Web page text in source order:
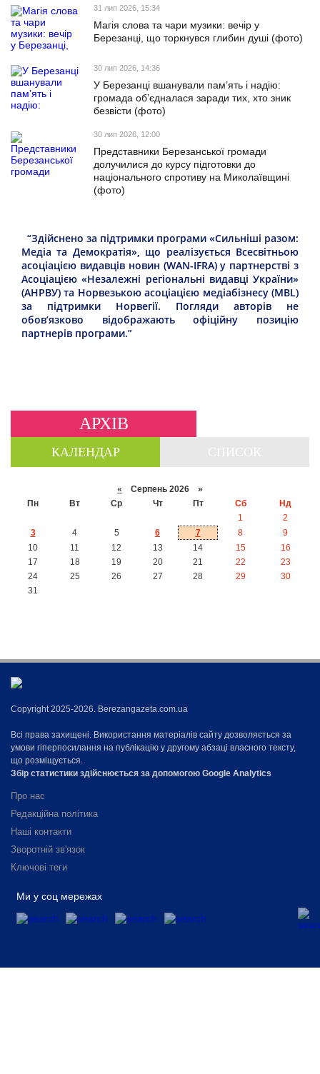
31 лип 2026, 15:34
Магія слова та чари музики: вечір у
Березанці, що торкнувся глибин душі (фото)
30 лип 2026, 14:36
У Березанці вшанували пам’ять і надію:
громада об’єдналася заради тих, хто зник
безвісти (фото)
30 лип 2026, 12:00
Представники Березанської громади
долучилися до курсу підготовки до
національного спротиву на Миколаївщині
(фото)
“Здійснено за підтримки програми «Сильніші разом:
Медіа та Демократія», що реалізується Всесвітньою
асоціацією видавців новин (WAN-IFRA) у партнерстві з
Асоціацією «Незалежні регіональні видавці України»
(АНРВУ) та Норвезькою асоціацією медіабізнесу (MBL)
за підтримки Норвегії. Погляди авторів не
обов’язково відображають офіційну позицію
партнерів програми.”
АРХІВ
КАЛЕНДАР
« Серпень 2026 »
Пн
Вт Ср Чт Пт Сб
Нд
1
2
3
4 5 6 7 8
9
10
11 12 13 14 15
16
17
18 19 20 21 22
23
24
25 26 27 28 29
30
31
Copyright 2025-2026. Berezangazeta.com.ua
Всі права захищені. Використання матеріалів сайту дозволяється за
умови гіперпосилання на публікацію у другому абзаці власного тексту,
що розміщується.
Збір статистики здійснюється за допомогою Google Analytics
Про нас
Редакційна політика
Наші контакти
Зворотній зв'язок
Ключові теги
Ми у соц мережах